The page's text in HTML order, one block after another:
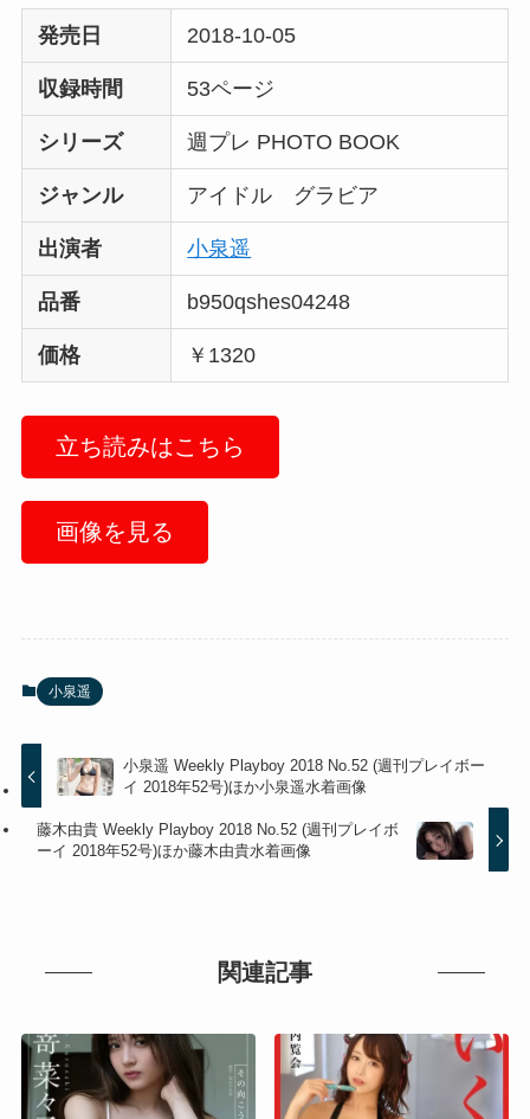
発売日 2018-10-05
収録時間 53ページ
シリーズ 週プレ PHOTO BOOK
ジャンル アイドル グラビア
出演者 小泉遥
品番 b950qshes04248
価格 ￥1320
立ち読みはこちら
画像を見る
小泉遥
小泉遥 Weekly Playboy 2018 No.52 (週刊プレイボー
イ 2018年52号)ほか小泉遥水着画像
藤木由貴 Weekly Playboy 2018 No.52 (週刊プレイボ
ーイ 2018年52号)ほか藤木由貴水着画像
関連記事